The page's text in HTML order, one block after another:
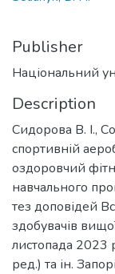
Publisher
Національний
Description
Сидорова В. І.,
спортивній
оздоровчий
навчального
тез доповідей
здобувачів
листопада 2023
ред.) та ін.